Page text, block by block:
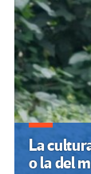
La
o la del